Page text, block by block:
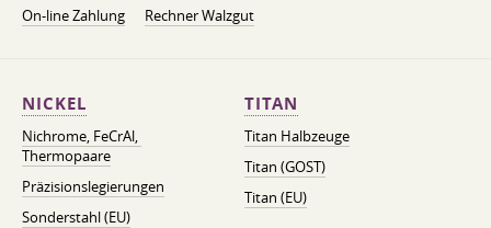
On-line Zahlung
Rechner Walzgut
NICKEL
Nichrome, FeСrAl, ​​
Thermopaare
Präzisionslegierungen
Sonderstahl (EU)
TITAN
Titan Halbzeuge
Titan (GOST)
Titan (EU)